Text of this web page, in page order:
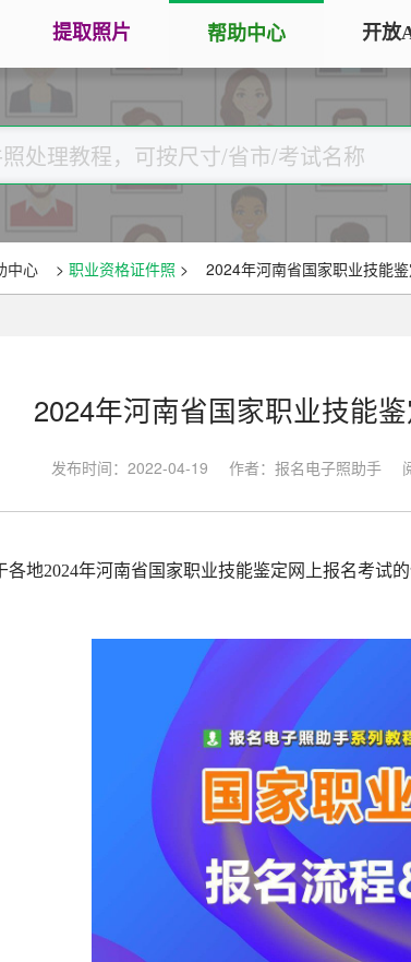
务专区
大学生毕业照采集
图像采集办理 | 相似度提升
广东省居民身份证照片回执
专属小程序 |个人版|机构版
证
手机拍照扫描仪
手机秒变随身扫描仪，拍照矫正优
化一键搞定
图片改分辨率（DPI/PPI）
改变图片大小
将彩色图片转换为黑白、灰度，模
提取照片 帮助中心 开放
中心 > 职业资格证件照 > 2024年河南省国家职业技能
2024年河南省国家职业技能
发布时间：2022-04-19 作者：报名电子照助手
各地2024年河南省国家职业技能鉴定网上报名考试